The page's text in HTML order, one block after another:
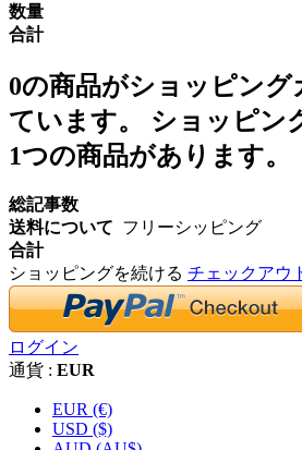
数量
合計
0の商品がショッピング
ています。 ショッピン
1つの商品があります。
総記事数
送料について フリーシッピング
合計
ショッピングを続ける チェックアウ
ログイン
通貨 : EUR
EUR (€)
USD ($)